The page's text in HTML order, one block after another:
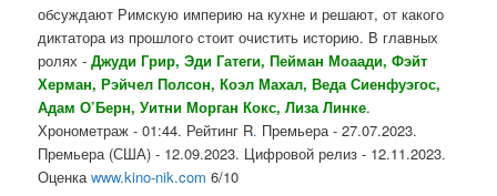
обсуждают Римскую империю на кухне и решают, от какого
диктатора из прошлого стоит очистить историю. В главных
ролях -Джуди Грир,ЭдиГатеги,Пейман Моаади,Фэйт
Херман,Рэйчел Полсон,Коэл Махал,Веда Сиенфуэгос,
Адам О’Берн,Уитни Морган Кокс,Лиза Линке.
Хронометраж - 01:44. Рейтинг R. Премьера -27.07.2023.
Премьера (США) - 12.09.2023. Цифровой релиз - 12.11.2023.
Оценкаwww.kino-nik.com 6/10